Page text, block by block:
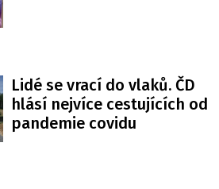
Lidé se vrací do vlaků. ČD
hlásí nejvíce cestujících od
pandemie covidu